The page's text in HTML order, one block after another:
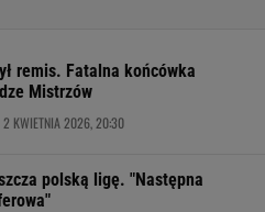
remis. Fatalna końcówka
Mistrzów
2 KWIETNIA 2026, 20:30
polską ligę. "Następna